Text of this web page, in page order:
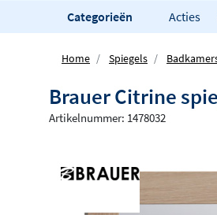
Categorieën Acties
Home Spiegels
Brauer Citrine
Artikelnummer: 1478032